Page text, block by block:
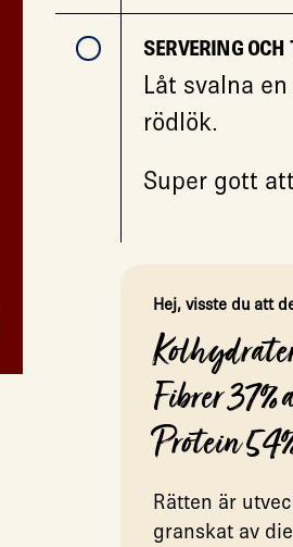
SERVERING OCH
Låt svalna
rödlök.
Super gott
Hej, visste du att
Fibrer 37%
Protein
Rätten är
granskat av